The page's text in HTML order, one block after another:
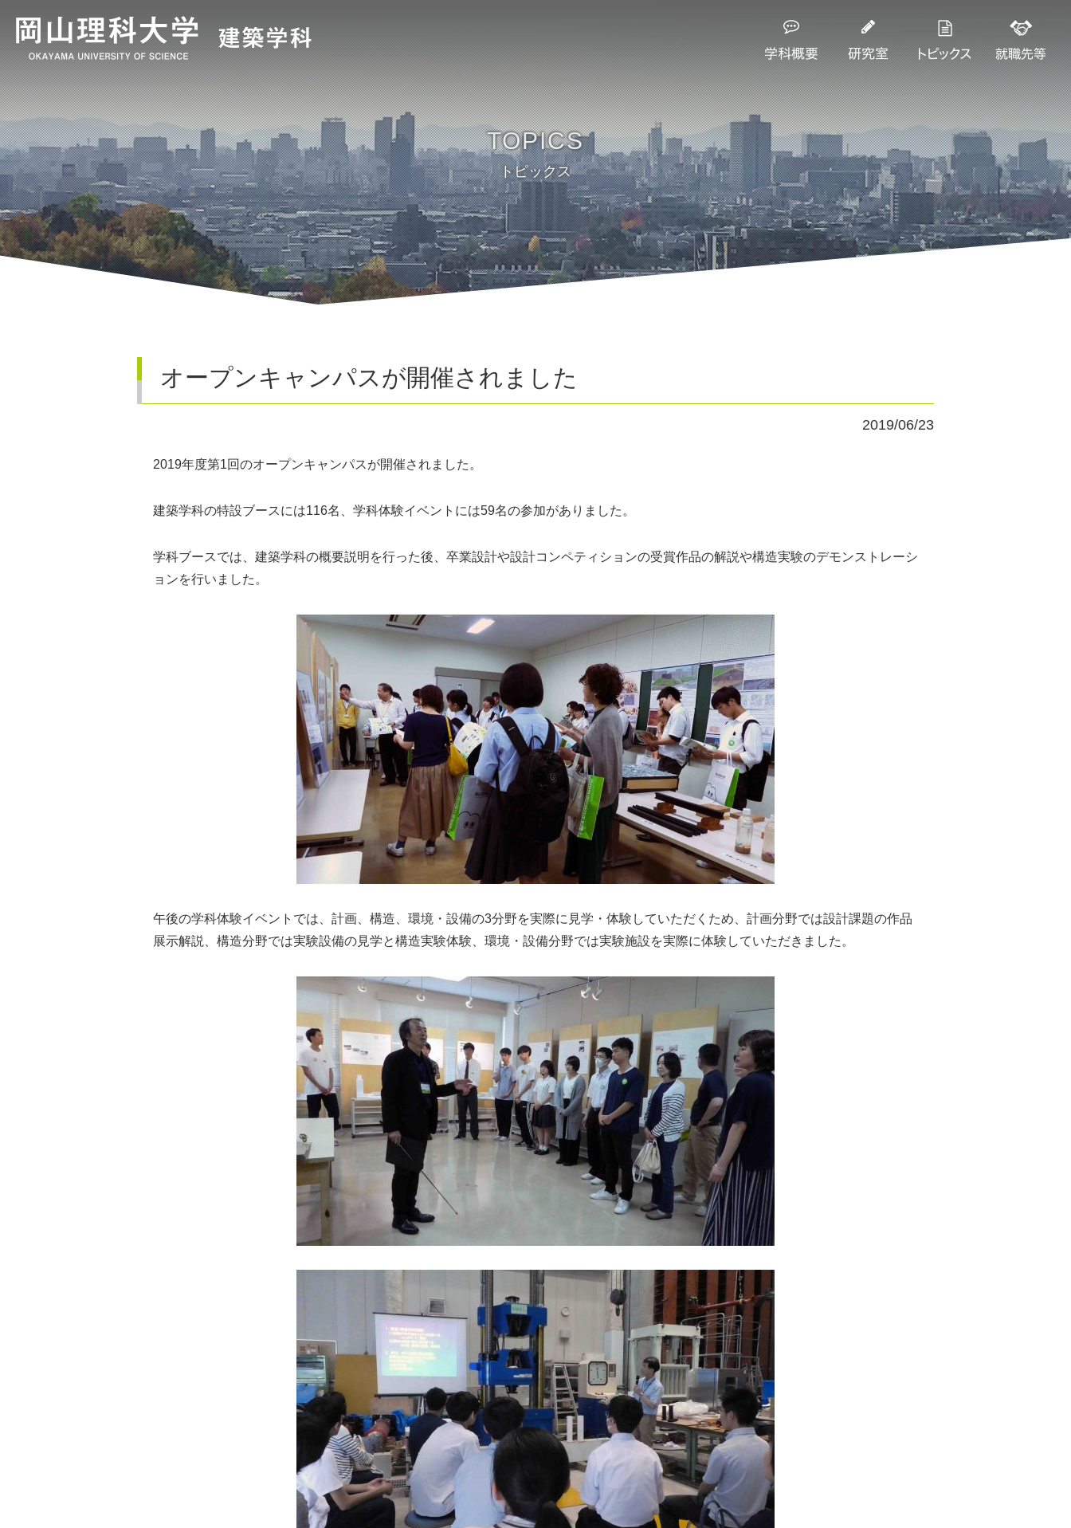
TOPICS
トピックス
オープンキャンパスが開催されました
2019/06/23
2019年度第1回のオープンキャンパスが開催されました。
建築学科の特設ブースには116名、学科体験イベントには59名の参加がありました。
学科ブースでは、建築学科の概要説明を行った後、卒業設計や設計コンペティションの受賞作品の解説や構造実験のデモンストレーシ
ョンを行いました。
午後の学科体験イベントでは、計画、構造、環境・設備の3分野を実際に見学・体験していただくため、計画分野では設計課題の作品
展示解説、構造分野では実験設備の見学と構造実験体験、環境・設備分野では実験施設を実際に体験していただきました。